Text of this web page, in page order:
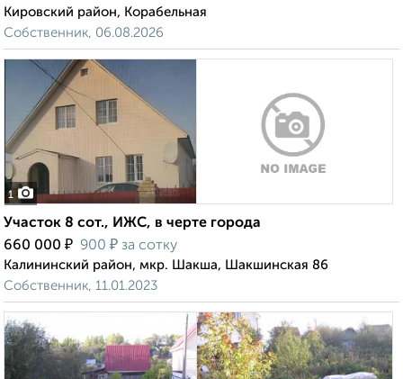
Кировский район, Корабельная
Собственник, 06.08.2026
1
Участок 8 сот., ИЖС, в черте города
660 000 ₽ 900 ₽ за сотку
Калининский район, мкр. Шакша, Шакшинская 86
Собственник, 11.01.2023